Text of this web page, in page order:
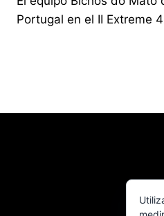
de
Portugal en el II Extreme